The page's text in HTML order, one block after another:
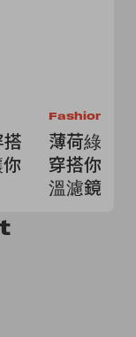
Fashion
薄荷綠全
穿搭你要
溫濾鏡